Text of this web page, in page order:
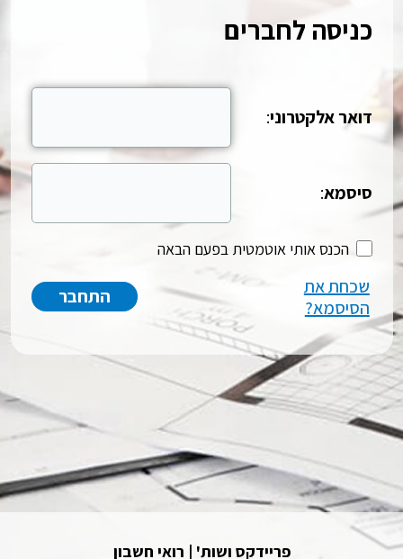
כניסה לחברים
דואר אלקטרוני:
סיסמא:
הכנס אותי אוטמטית בפעם הבאה
שכחת את
הסיסמא?
פריידקס ושות' | רואי חשבון